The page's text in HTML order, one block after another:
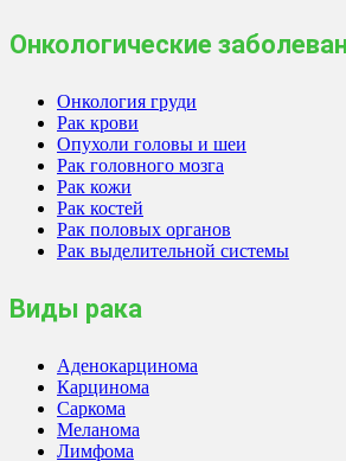
Онкологические
Онкология груди
Рак крови
Опухоли головы и шеи
Рак головного мозга
Рак кожи
Рак костей
Рак половых органов
Рак выделительной системы
Виды рака
Аденокарцинома
Карцинома
Саркома
Меланома
Лимфома